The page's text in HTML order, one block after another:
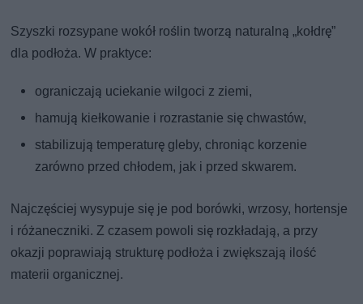
Szyszki rozsypane wokół roślin tworzą naturalną „kołdrę”
dla podłoża. W praktyce:
ograniczają uciekanie wilgoci z ziemi,
hamują kiełkowanie i rozrastanie się chwastów,
stabilizują temperaturę gleby, chroniąc korzenie
zarówno przed chłodem, jak i przed skwarem.
Najczęściej wysypuje się je pod borówki, wrzosy, hortensje
i różaneczniki. Z czasem powoli się rozkładają, a przy
okazji poprawiają strukturę podłoża i zwiększają ilość
materii organicznej.